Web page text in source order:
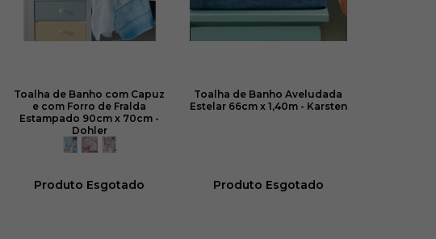
Toalha de Banho com Capuz
e com Forro de Fralda
Estampado 90cm x 70cm -
Dohler
Produto Esgotado
Toalha de Banho Aveludada
Estelar 66cm x 1,40m - Karsten
Produto Esgotado